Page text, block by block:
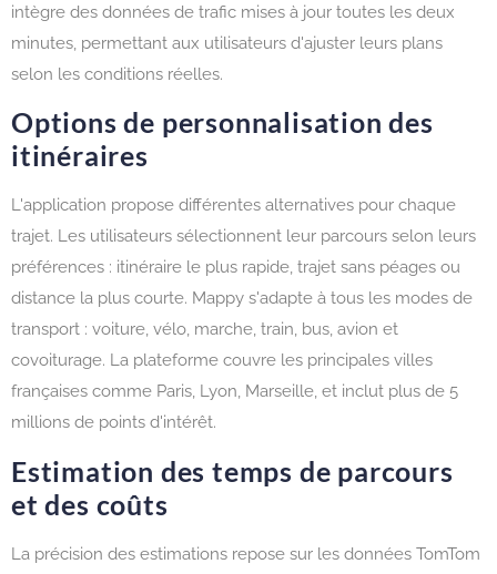
intègre des données de trafic mises à jour toutes les deux
minutes, permettant aux utilisateurs d'ajuster leurs plans
selon les conditions réelles.
Options de personnalisation des
itinéraires
L'application propose différentes alternatives pour chaque
trajet. Les utilisateurs sélectionnent leur parcours selon leurs
préférences : itinéraire le plus rapide, trajet sans péages ou
distance la plus courte. Mappy s'adapte à tous les modes de
transport : voiture, vélo, marche, train, bus, avion et
covoiturage. La plateforme couvre les principales villes
françaises comme Paris, Lyon, Marseille, et inclut plus de 5
millions de points d'intérêt.
Estimation des temps de parcours
et des coûts
La précision des estimations repose sur les données TomTom